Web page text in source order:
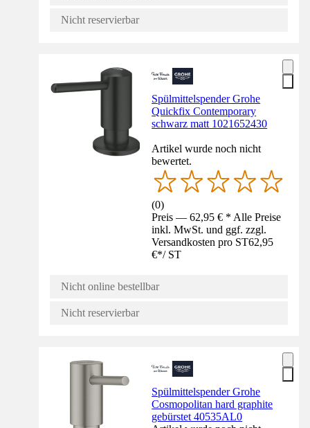
Nicht reservierbar
Spülmittelspender Grohe
Quickfix Contemporary
schwarz matt 1021652430
Artikel wurde noch nicht
bewertet.
(0)
Preis — 62,95 € * Alle Preise
inkl. MwSt. und ggf. zzgl.
Versandkosten pro ST62,95
€*/ ST
Nicht online bestellbar
Nicht reservierbar
Spülmittelspender Grohe
Cosmopolitan hard graphite
gebürstet 40535AL0